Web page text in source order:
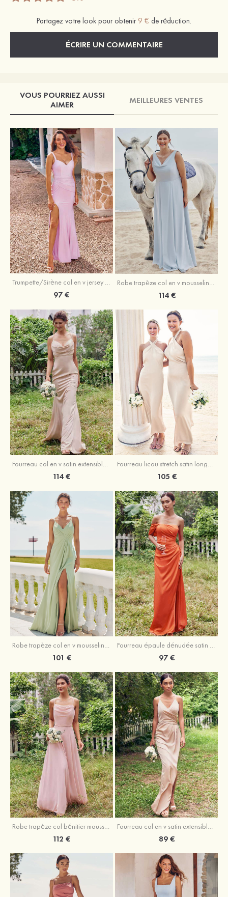
Partagez votre look pour obtenir 9 € de réduction.
ÉCRIRE UN COMMENTAIRE
VOUS POURRIEZ AUSSI
AIMER
MEILLEURES VENTES
Trumpette/Sirène col en v jersey ras du sol robe de demoiselle d'honneur
97 € 114 €
Fourreau col en v satin extensible ras du sol robe de demoiselle d'honneur
114 €
Fourreau licou stretch satin longueur cheville robe de demoiselle d'honneur
105 €
Robe trapèze col en v mousseline ras du sol robe de demoiselle d'honneur
101 €
Fourreau épaule dénudée satin extensible ras du sol robe de demoiselle d'honneur
97 €
Robe trapèze col bénitier mousseline ras du sol robe de demoiselle d'honneur
112 €
Fourreau col en v satin extensible asymétrique robe de demoiselle d'honneur
89 €